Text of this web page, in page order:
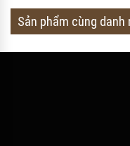
Sản phẩm cùng danh